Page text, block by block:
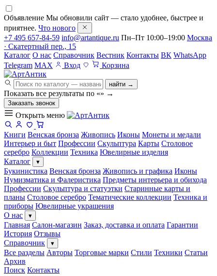
Объявление Мы обновили сайт — стало удобнее, быстрее и
приятнее. Что нового
+7 495 657-84-59 info@artantique.ru Пн–Пт 10:00–19:00 Москва
· Скатертный пер., 15
Каталог О нас Справочник Вестник Контакты ВК WhatsApp
Telegram MAX Вход Корзина
найти →
Показать все результаты по «» →
Заказать звонок
Открыть меню
Книги Венская бронза Живопись Иконы Монеты и медали
Интерьер и быт Профессии Скульптура Карты Столовое
серебро Коллекции Техника Ювелирные изделия
Каталог
▾
Букинистика Венская бронза Живопись и графика Иконы
Нумизматика и Фалеристика Предметы интерьера и обихода
Профессии Скульптура и статуэтки Старинные карты и
планы Столовое серебро Тематические коллекции Техника и
приборы Ювелирные украшения
О нас
▾
Главная Салон-магазин Заказ, доставка и оплата Гарантии
История Отзывы
Справочник
▾
Все разделы Авторы Торговые марки Стили Техники Статьи
Архив
Поиск Контакты